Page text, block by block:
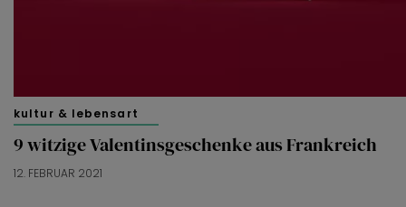
kultur & lebensart
9 witzige Valentinsgeschenke aus Frankreich
12. FEBRUAR 2021